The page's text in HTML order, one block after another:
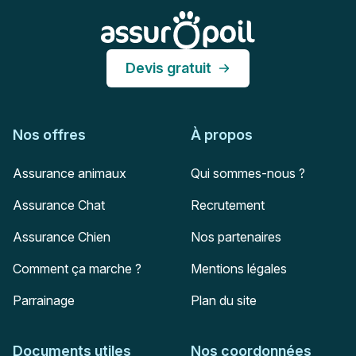
Devis gratuit
Nos offres
Assurance animaux
Assurance Chat
Assurance Chien
Comment ça marche ?
Parrainage
À propos
Qui sommes-nous ?
Recrutement
Nos partenaires
Mentions légales
Plan du site
Documents utiles Nos coordonnées